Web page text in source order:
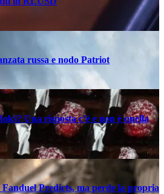
russa e nodo Patriot
Una risposta c’è e non è quella
Predicts, ma perde la propria